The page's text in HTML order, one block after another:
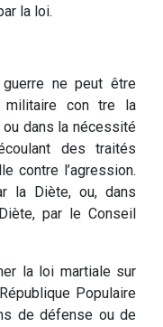
la loi.
ne peut être
militaire con tre la
ou dans la nécessité
des traités
contre l’agression.
la Diète, ou, dans
par le Conseil
la loi martiale sur
Populaire
de défense ou de